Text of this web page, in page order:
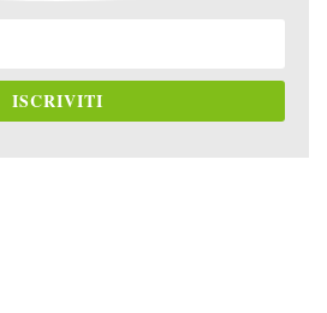
ISCRIVITI